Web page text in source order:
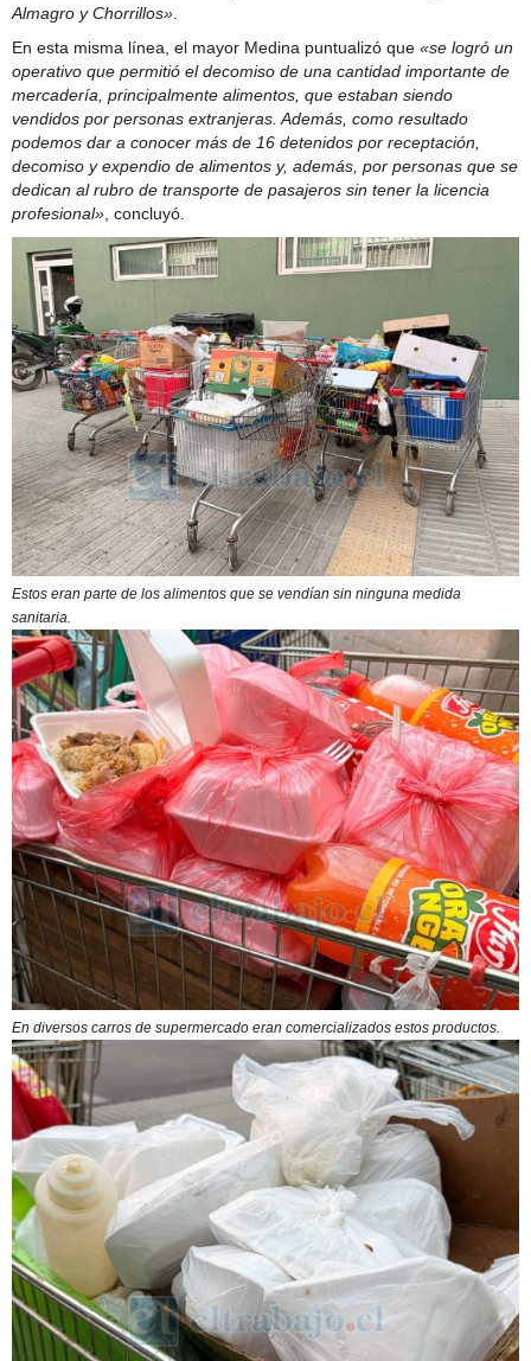
Almagro y Chorrillos»
En esta misma línea, el mayor Medina puntualizó que «se logró un
operativo que permitió el decomiso de una cantidad importante de
mercadería, principalmente alimentos, que estaban siendo
vendidos por personas extranjeras. Además, como resultado
podemos dar a conocer más de 16 detenidos por receptación,
decomiso y expendio de alimentos y, además, por personas que se
dedican al rubro de transporte de pasajeros sin tener la licencia
profesional» , concluyó.
Estos eran parte de los alimentos que se vendían sin ninguna medida
sanitaria.
En diversos carros de supermercado eran comercializados estos productos.